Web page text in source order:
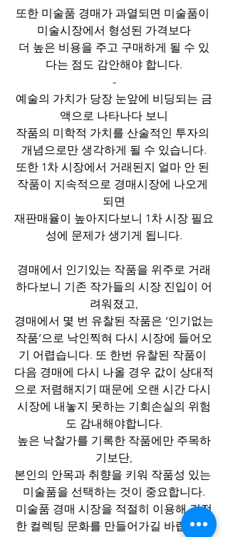
또한 미술품 경매가 과열되면 미술품이
미술시장에서 형성된 가격보다
더 높은 비용을 주고 구매하게 될 수 있
다는 점도 감안해야 합니다.
-
예술의 가치가 당장 눈앞에 비딩되는 금
액으로 나타나다 보니
작품의 미학적 가치를 산술적인 투자의
개념으로만 생각하게 될 수 있습니다.
또한 1차 시장에서 거래된지 얼마 안 된
작품이 지속적으로 경매시장에 나오게
되면
재판매율이 높아지다보니 1차 시장 필요
성에 문제가 생기게 됩니다.
경매에서 인기있는 작품을 위주로 거래
하다보니 기존 작가들의 시장 진입이 어
려워졌고,
경매에서 몇 번 유찰된 작품은 ‘인기없는
작품’으로 낙인찍혀 다시 시장에 들어오
기 어렵습니다. 또 한번 유찰된 작품이
다음 경매에 다시 나올 경우 값이 상대적
으로 저렴해지기 때문에 오랜 시간 다시
시장에 내놓지 못하는 기회손실의 위험
도 감내해야합니다.
높은 낙찰가를 기록한 작품에만 주목하
기보단,
본인의 안목과 취향을 키워 작품성 있는
미술품을 선택하는 것이 중요합니다.
미술품 경매 시장을 적절히 이용해 건전
한 컬렉팅 문화를 만들어가길 바랍니다.